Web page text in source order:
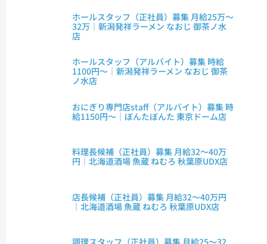
ホールスタッフ（正社員）募集 月給25万～
32万｜新潟発祥ラーメン なおじ 御茶ノ水
店
ホールスタッフ（アルバイト）募集 時給
1100円～｜新潟発祥ラーメン なおじ 御茶
ノ水店
おにぎり専門店staff（アルバイト）募集 時
給1150円～｜ぼんたぼんた 東京ドーム店
料理長候補（正社員）募集 月給32～40万
円｜北海道酒場 魚蔵 ねむろ 秋葉原UDX店
店長候補（正社員）募集 月給32～40万円
｜北海道酒場 魚蔵 ねむろ 秋葉原UDX店